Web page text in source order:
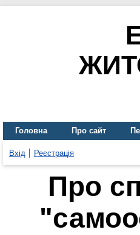
Головна Про сайт
Вхід Реєстрація
Про